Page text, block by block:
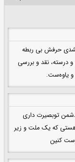
حرفش بی ربطه
و درسته، نقد و بررسی
و یاوه‌ست.
دشمن توبصیرت داری
کی هستی که یک ملت و زیر
کنین